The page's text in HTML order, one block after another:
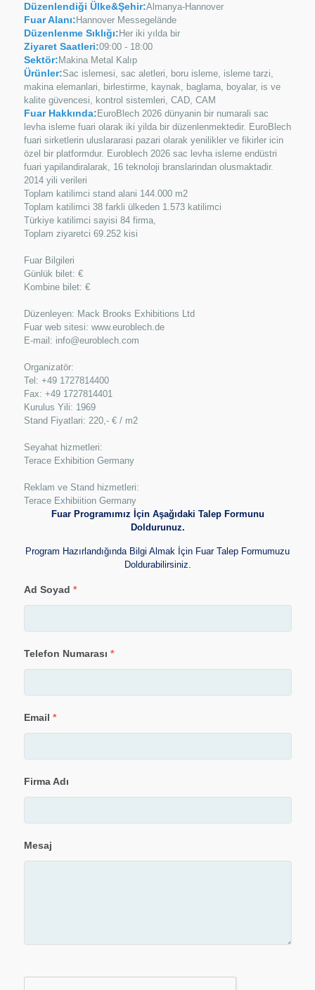
Düzenlendiği Ülke&Şehir:Almanya-Hannover
Fuar Alanı: Hannover Messegelände
Düzenlenme Sıklığı: Her iki yılda bir
Ziyaret Saatleri:09:00 - 18:00
Sektör: Makina Metal Kalıp
Ürünler:Sac islemesi, sac aletleri, boru isleme, isleme tarzi,
makina elemanlari, birlestirme, kaynak, baglama, boyalar, is ve
kalite güvencesi, kontrol sistemleri, CAD, CAM
Fuar Hakkında: EuroBlech 2026 dünyanin bir numarali sac
levha isleme fuari olarak iki yilda bir düzenlenmektedir. EuroBlech
fuari sirketlerin uluslararasi pazari olarak yenilikler ve fikirler icin
özel bir platformdur. Euroblech 2026 sac levha isleme endüstri
fuari yapilandiralarak, 16 teknoloji branslarindan olusmaktadir.
2014 yili verileri
Toplam katilimci stand alani 144.000 m2
Toplam katilimci 38 farkli ülkeden 1.573 katilimci
Türkiye katilimci sayisi 84 firma,
Toplam ziyaretci 69.252 kisi
Fuar Bilgileri
Günlük bilet: €
Kombine bilet: €
Düzenleyen: Mack Brooks Exhibitions Ltd
Fuar web sitesi: www.euroblech.de
E-mail: info@euroblech.com
Organizatör:
Tel: +49 1727814400
Fax: +49 1727814401
Kurulus Yili: 1969
Stand Fiyatlari: 220,- € / m2
Seyahat hizmetleri:
Terace Exhibition Germany
Reklam ve Stand hizmetleri:
Terace Exhibiition Germany
Fuar Programımız İçin Aşağıdaki Talep Formunu
Doldurunuz.
Program Hazırlandığında Bilgi Almak İçin Fuar Talep Formumuzu
Doldurabilirsiniz.
Ad Soyad *
Telefon Numarası *
Email *
Firma Adı
Mesaj